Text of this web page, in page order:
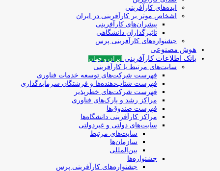
ایده‌های کارآفرینی
اشخاص موثر بر کارآفرینی در ایران
پیشران‌های کارآفرینی
تاثیرگذاران دانشگاهی
جشنواره‌های کارآفرینی‌ پرس
هوش مصنوعی
بانک اطلاعات کارآفرینی
ایران و جهان
سایت‌های مرتبط با کارآفرینی
فهرست شرکت‌های‌‌ توسعه‌ خدمات فناوری
فهرست شتاب‌دهنده‌ها‌ و فرشتگان‌ سرمایه‌گذاری
فهرست شرکت‌های خطرپذیر
مراکز رشد و پارک‌های فناوری
فهرست صندوق‌ها
مراکز کارآفرینی دانشگاه‌ها
سایت‌های دولتی و غیردولتی
سایت‌های مرتبط
سازمان‌ها
بین‌المللی
جشنواره‌ها
جشنواره‌های کارآفرینی‌ پرس